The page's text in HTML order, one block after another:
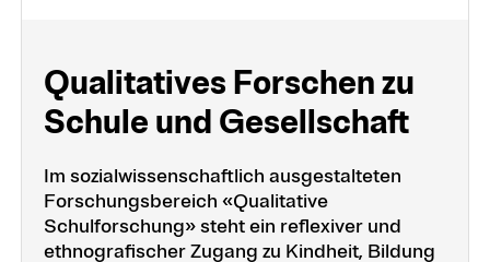
Qua­li­ta­ti­ves For­schen zu
Schu­le und Ge­sell­schaft
Im sozialwissenschaftlich ausgestalteten
Forschungsbereich «Qualitative
Schulforschung» steht ein reflexiver und
ethnografischer Zugang zu Kindheit, Bildung